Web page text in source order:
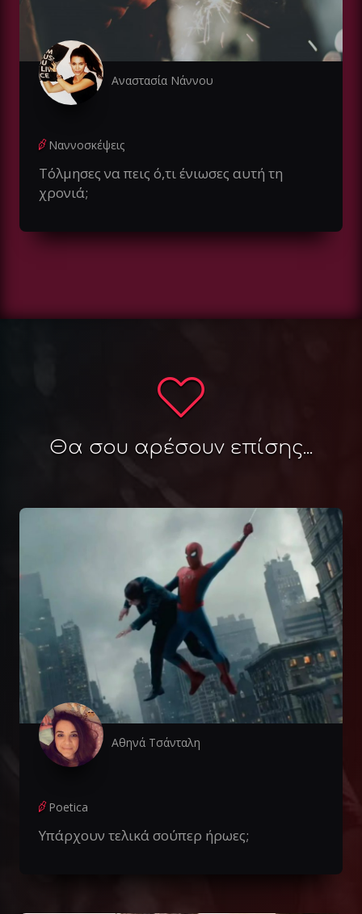
Αναστασία Νάννου
Ναννοσκέψεις
Τόλμησες να πεις ό,τι ένιωσες αυτή τη
χρονιά;
Θα σου αρέσουν επίσης...
Αθηνά Τσάνταλη
Poetica
Υπάρχουν τελικά σούπερ ήρωες;